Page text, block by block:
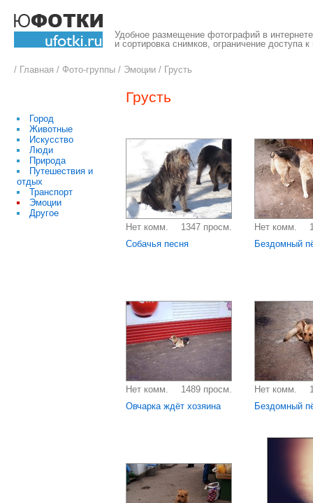
Удобное размещение фотографий в
и сортировка снимков, ограничение доступа
/ Главная / Фото-группы / Эмоции / Грусть
Город
Животные
Искусство
Люди
Природа
Путешествия и
отдых
Транспорт
Эмоции
Другое
Грусть
Нет комм.
1347 просм.
Собачья песня
Нет комм.
Бездомный
Нет комм.
1489 просм.
Овчарка ждёт хозяина
Нет комм.
Бездомный